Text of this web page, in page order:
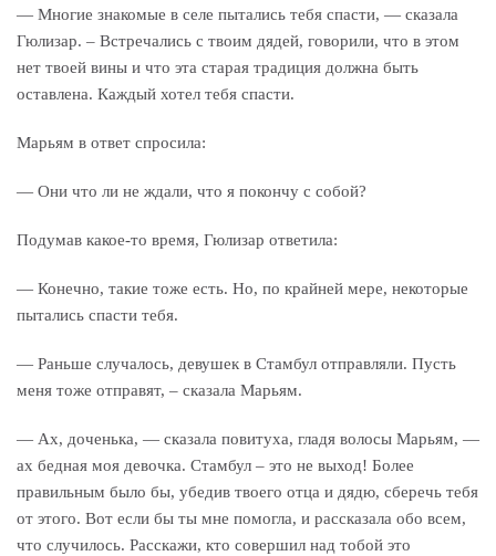
— Многие знакомые в селе пытались тебя спасти, — сказала
Гюлизар. – Встречались с твоим дядей, говорили, что в этом
нет твоей вины и что эта старая традиция должна быть
оставлена. Каждый хотел тебя спасти.
Марьям в ответ спросила:
— Они что ли не ждали, что я покончу с собой?
Подумав какое-то время, Гюлизар ответила:
— Конечно, такие тоже есть. Но, по крайней мере, некоторые
пытались спасти тебя.
— Раньше случалось, девушек в Стамбул отправляли. Пусть
меня тоже отправят, – сказала Марьям.
— Ах, доченька, — сказала повитуха, гладя волосы Марьям, —
ах бедная моя девочка. Стамбул – это не выход! Более
правильным было бы, убедив твоего отца и дядю, сберечь тебя
от этого. Вот если бы ты мне помогла, и рассказала обо всем,
что случилось. Расскажи, кто совершил над тобой это